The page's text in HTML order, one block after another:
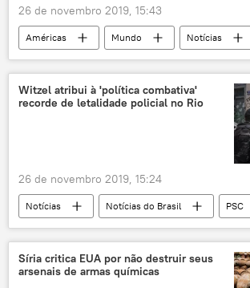
26 de novembro 2019, 15:43
Américas Mundo
Notícias
Colômbia
manifestações
Iván Duque
Witzel atribui à 'política combativa'
recorde de letalidade policial no Rio
26 de novembro 2019, 15:24
Notícias Notícias do Brasil
PSC
violência
crime
Polícia
tráfico
segurança Rio de Janeiro
Síria critica EUA por não destruir seus
arsenais de armas químicas